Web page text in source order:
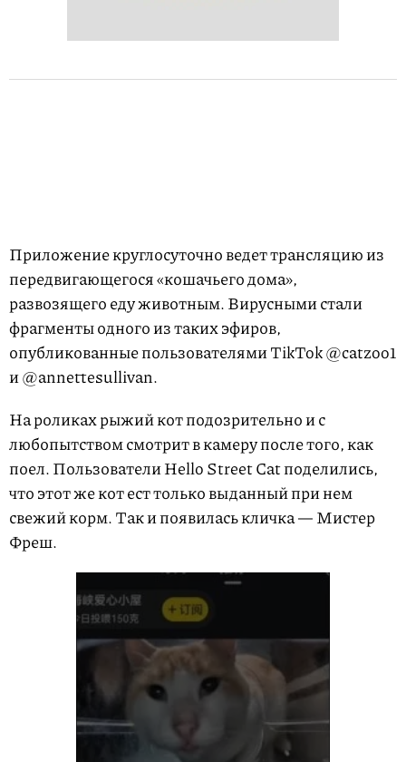
Приложение круглосуточно ведет трансляцию из
передвигающегося «кошачьего дома»,
развозящего еду животным. Вирусными стали
фрагменты одного из таких эфиров,
опубликованные пользователями TikTok @catzoo1
и @annettesullivan.
На роликах рыжий кот подозрительно и с
любопытством смотрит в камеру после того, как
поел. Пользователи Hello Street Cat поделились,
что этот же кот ест только выданный при нем
свежий корм. Так и появилась кличка — Мистер
Фреш.